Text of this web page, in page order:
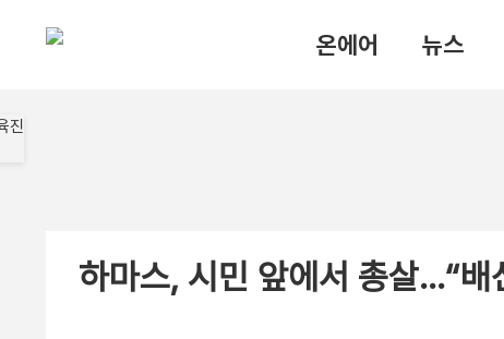
온에어 뉴스
하마스, 시민 앞에서 총살…“배